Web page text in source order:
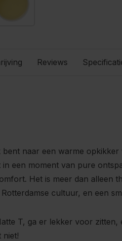
Reviews
naar een warme
een moment van pure
Het is meer dan alleen
cultuur, en een
T, ga er lekker voor zitten,
niet!